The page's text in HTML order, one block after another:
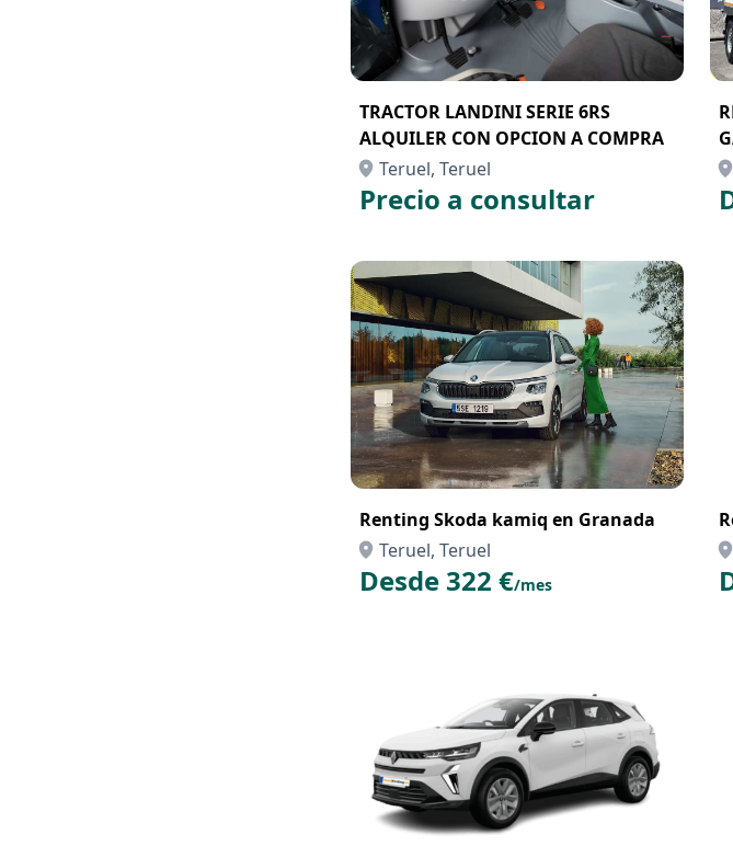
TRACTOR LANDINI SERIE 6RS
ALQUILER CON OPCION A COMPRA
Teruel, Teruel
Precio a consultar
Renting Skoda kamiq en Granada
Teruel, Teruel
Desde 322 €/mes